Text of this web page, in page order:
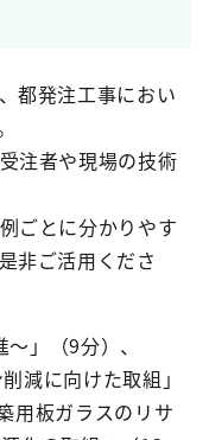
都発注工事におい
注者や現場の技術
ごとに分かりやす
非ご活用くださ
」（9分）、
減に向けた取組」
用板ガラスのリサ